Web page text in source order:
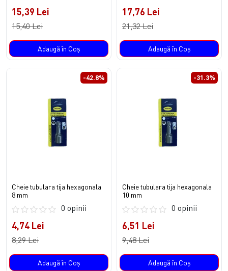
15,39 Lei
15,40 Lei
Adaugă în Coş
17,76 Lei
21,32 Lei
Adaugă în Coş
-42.8%
Cheie tubulara tija hexagonala
8 mm
0 opinii
4,74 Lei
8,29 Lei
Adaugă în Coş
-31.3%
Cheie tubulara tija hexagonala
10 mm
0 opinii
6,51 Lei
9,48 Lei
Adaugă în Coş